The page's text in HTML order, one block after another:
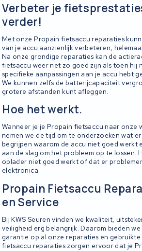
Verbeter je
verder!
Met onze Propain fietsaccu reparaties
van je accu aanzienlijk verbeteren,
Na onze grondige reparaties kan de
fietsaccu weer net zo goed zijn als toen hij
specifieke aanpassingen aan je accu hebt
We kunnen zelfs de batterijcapaciteit
grotere afstanden kunt afleggen.
Hoe het werkt.
Wanneer je je Propain fietsaccu naar onze
nemen we de tijd om te onderzoeken wat er
begrijpen waarom de accu niet goed werkt
aan de slag om het probleem op te lossen.
oplader niet goed werkt of dat er
elektronica.
Propain Fietsaccu
en Service
Bij KWS Seuren vinden we kwaliteit,
veiligheid erg belangrijk. Daarom bieden
garantie op al onze reparaties en
fietsaccu reparaties zorgen ervoor dat je